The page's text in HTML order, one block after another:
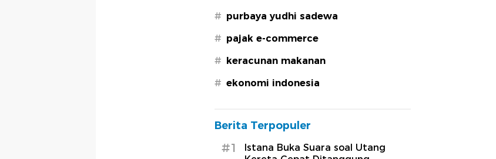
# purbaya yudhi sadewa
# pajak e-commerce
# keracunan makanan
# ekonomi indonesia
Berita Terpopuler
#1
Istana Buka Suara soal Utang